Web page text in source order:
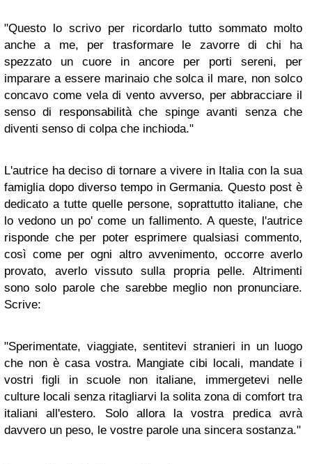
"Questo lo scrivo per ricordarlo tutto sommato molto
anche a me, per trasformare le zavorre di chi ha
spezzato un cuore in ancore per porti sereni, per
imparare a essere marinaio che solca il mare, non solco
concavo come vela di vento avverso, per abbracciare il
senso di responsabilità che spinge avanti senza che
diventi senso di colpa che inchioda."
L'autrice ha deciso di tornare a vivere in Italia con la sua
famiglia dopo diverso tempo in Germania. Questo post è
dedicato a tutte quelle persone, soprattutto italiane, che
lo vedono un po' come un fallimento. A queste, l'autrice
risponde che per poter esprimere qualsiasi commento,
così come per ogni altro avvenimento, occorre averlo
provato, averlo vissuto sulla propria pelle. Altrimenti
sono solo parole che sarebbe meglio non pronunciare.
Scrive:
"Sperimentate, viaggiate, sentitevi stranieri in un luogo
che non è casa vostra. Mangiate cibi locali, mandate i
vostri figli in scuole non italiane, immergetevi nelle
culture locali senza ritagliarvi la solita zona di comfort tra
italiani all'estero. Solo allora la vostra predica avrà
davvero un peso, le vostre parole una sincera sostanza."